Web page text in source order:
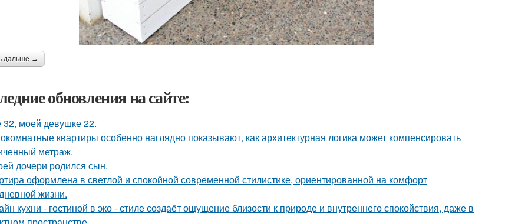
дальше →
обновления на сайте:
моей девушке 22.
квартиры особенно наглядно показывают, как архитектурная логика может компенсировать
метраж.
дочери родился сын.
оформлена в светлой и спокойной современной стилистике, ориентированной на комфорт
жизни.
кухни - гостиной в эко - стиле создаёт ощущение близости к природе и внутреннего спокойствия, даже в